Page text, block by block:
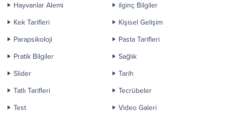
Hayvanlar Alemi
ilginç Bilgiler
Kek Tarifleri
Kişisel Gelişim
Parapsikoloji
Pasta Tarifleri
Pratik Bilgiler
Sağlık
Slider
Tarih
Tatlı Tarifleri
Tecrübeler
Test
Video Galeri